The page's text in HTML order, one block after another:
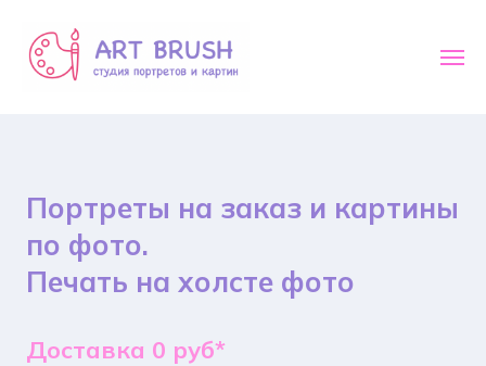
Портреты на заказ и картины
по фото.
Печать на холсте фото
Доставка 0 руб*